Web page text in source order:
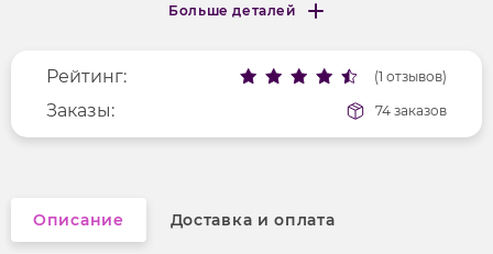
Рисунок
сюжетный
Вырез горловины
округлый
Фактура материала
гладкий
Больше деталей
Меньше деталей
Рейтинг: (1 отзывов)
Заказы: 74 заказов
Описание Доставка и оплата